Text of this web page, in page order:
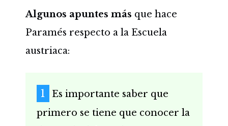
Algunos apuntes más que hace
Paramés respecto a la Escuela
austriaca:
Es importante saber que
primero se tiene que conocer la